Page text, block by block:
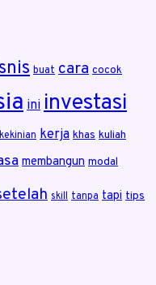
buat cara cocok
ini investasi
kekinian kerja khas kuliah
membangun modal
skill tanpa tapi tips